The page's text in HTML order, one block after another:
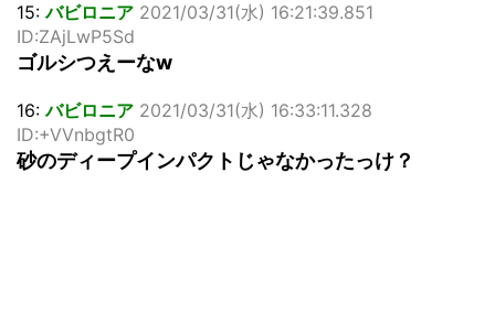
15:バビロニア 2021/03/31(水) 16:21:39.851
ID:ZAjLwP5Sd
ゴルシつえーなw
16:バビロニア 2021/03/31(水) 16:33:11.328
ID:+VVnbgtR0
砂のディープインパクトじゃなかったっけ？